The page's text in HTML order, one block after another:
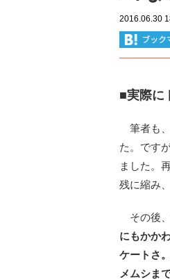
2016.06.30
■実際に
筆者も、
た。です
ました。
残に縮み
その後、
にもかか
ケートさ
メムシま